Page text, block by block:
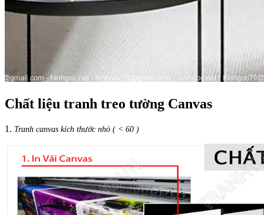
Chất liệu tranh treo tường Canvas
1. Tranh canvas kích thước nhỏ ( < 60 )